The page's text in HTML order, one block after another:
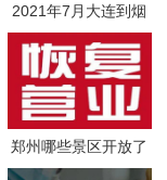
2021年7月大连到烟
台航线因台风停航
郑州哪些景区开放了
郑州景区什么时候恢